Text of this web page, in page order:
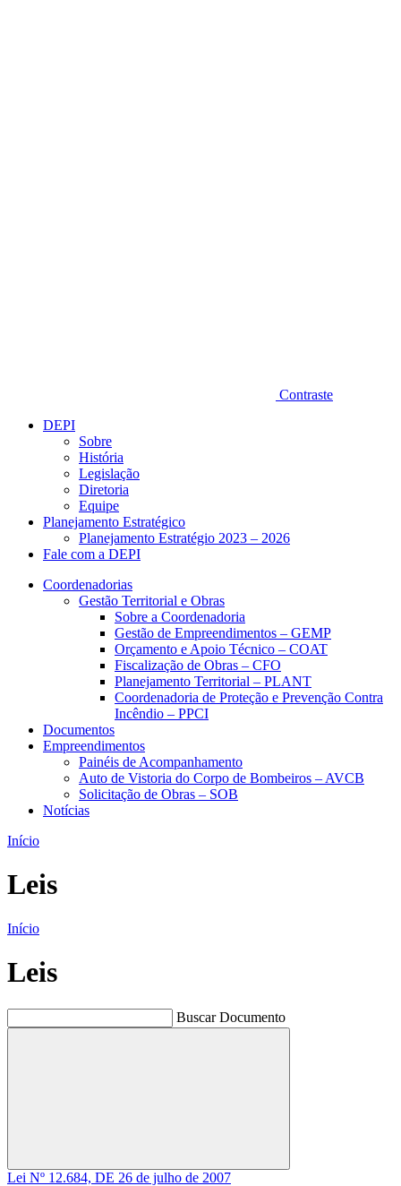
Contraste
DEPI
Sobre
História
Legislação
Diretoria
Equipe
Planejamento Estratégico
Planejamento Estratégio 2023 – 2026
Fale com a DEPI
Coordenadorias
Gestão Territorial e Obras
Sobre a Coordenadoria
Gestão de Empreendimentos – GEMP
Orçamento e Apoio Técnico – COAT
Fiscalização de Obras – CFO
Planejamento Territorial – PLANT
Coordenadoria de Proteção e Prevenção Contra
Incêndio – PPCI
Documentos
Empreendimentos
Painéis de Acompanhamento
Auto de Vistoria do Corpo de Bombeiros – AVCB
Solicitação de Obras – SOB
Notícias
Início
Leis
Início
Leis
Buscar Documento
Buscar
Lei Nº 12.684, DE 26 de julho de 2007